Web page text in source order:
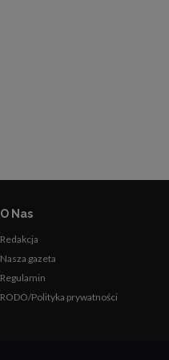
O Nas
Redakcja
Nasza gazeta
Regulamin
RODO/Polityka prywatności